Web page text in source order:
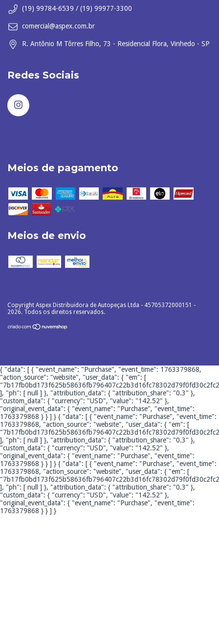
(19) 99784-6539 / (19) 99977-3300
comercial@aspex.com.br
R. Antônio M Tôrres Filho, 73 - Residencial Flora, Vinhedo - SP
Redes Sociais
Meios de pagamento
Meios de envio
Copyright Aspex Distribuidora de Autopeças Ltda - 45705372000151 -
2026. Todos os direitos reservados.
{ "data": [ { "event_name": "Purchase", "event_time": 1763379868,
"action_source": "website", "user_data": { "em": [
], "ph": [ null ] }, "attribution_data": { "attribution_share": "0.3" },
"custom_data": { "currency": "USD", "value": "142.52" },
"original_event_data": { "event_name": "Purchase", "event_time":
1763379868 } } ] } { "data": [ { "event_name": "Purchase", "event_time":
1763379868, "action_source": "website", "user_data": { "em": [
], "ph": [ null ] }, "attribution_data": { "attribution_share": "0.3" },
"custom_data": { "currency": "USD", "value": "142.52" },
"original_event_data": { "event_name": "Purchase", "event_time":
1763379868 } } ] } { "data": [ { "event_name": "Purchase", "event_time":
1763379868, "action_source": "website", "user_data": { "em": [
], "ph": [ null ] }, "attribution_data": { "attribution_share": "0.3" },
"custom_data": { "currency": "USD", "value": "142.52" },
"original_event_data": { "event_name": "Purchase", "event_time":
1763379868 } } ] }